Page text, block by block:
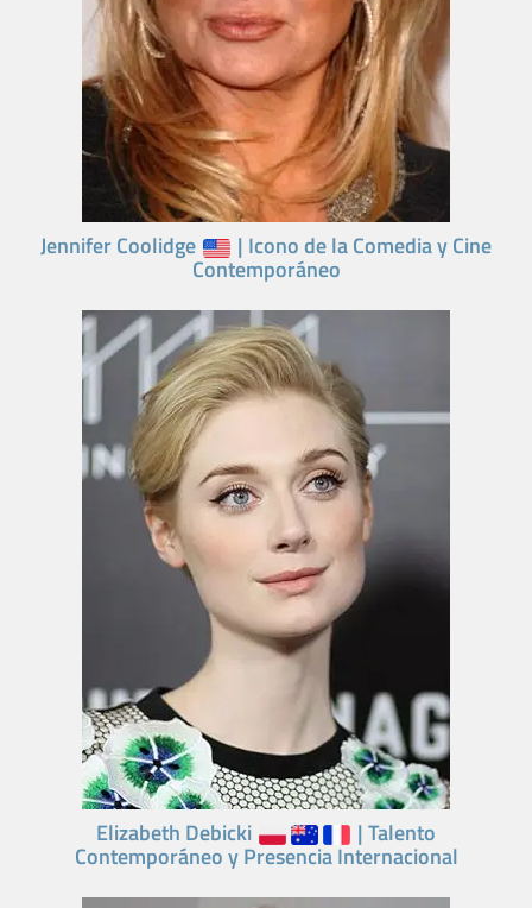
Jennifer Coolidge | Icono de la Comedia y Cine
Contemporáneo
Elizabeth Debicki | Talento
Contemporáneo y Presencia Internacional